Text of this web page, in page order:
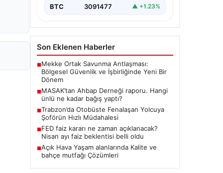
BTC 3091477 ▲ +1.23%
Son Eklenen Haberler
■Mekke Ortak Savunma Antlaşması:
Bölgesel Güvenlik ve İşbirliğinde Yeni Bir
Dönem
■MASAK’tan Ahbap Derneği raporu. Hangi
ünlü ne kadar bağış yaptı?
■Trabzon’da Otobüste Fenalaşan Yolcuya
Şoförün Hızlı Müdahalesi
■FED faiz kararı ne zaman açıklanacak?
Nisan ayı faiz beklentisi belli oldu
■Açık Hava Yaşam alanlarında Kalite ve
bahçe mutfağı Çözümleri